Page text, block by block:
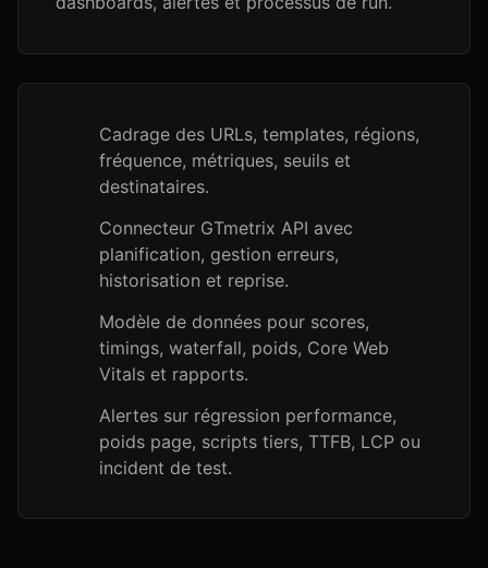
Cadrage des URLs, templates, régions,
fréquence, métriques, seuils et
destinataires.
Connecteur GTmetrix API avec
planification, gestion erreurs,
historisation et reprise.
Modèle de données pour scores,
timings, waterfall, poids, Core Web
Vitals et rapports.
Alertes sur régression performance,
poids page, scripts tiers, TTFB, LCP ou
incident de test.